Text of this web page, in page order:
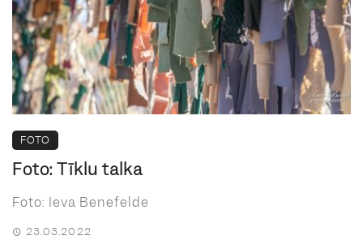
FOTO
Foto: Tīklu talka
Foto: Ieva Benefelde
23.03.2022